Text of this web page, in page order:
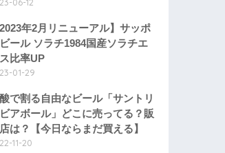
2023年2月リニューアル】サッポ
ール ソラチ1984国産ソラチエ
比率UP
01-29
で割る自由なビール「サントリ
アボール」どこに売ってる？販
は？【今日ならまだ買える】
11-20